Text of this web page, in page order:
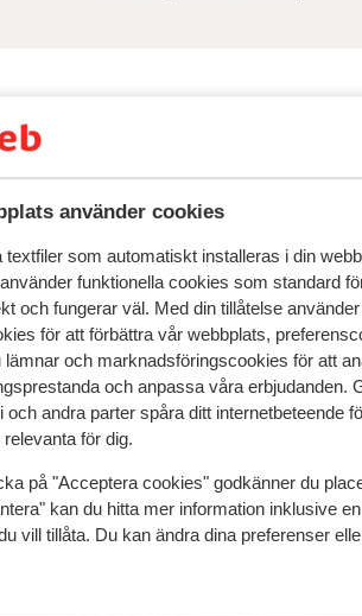
använder cookies
textfiler som automatiskt installeras i din
funktionella cookies som standard
och fungerar väl. Med din tillåtelse
för att förbättra vår webbplats,
lämnar och marknadsföringscookies för att
och anpassa våra erbjudanden.
andra parter spåra ditt internetbeteende
för dig.
på "Acceptera cookies" godkänner du
kan du hitta mer information inklusive
vill tillåta. Du kan ändra dina preferenser
deras upplevelser av vår
8.6 Fantastisk
War soweit ok
War soweit ok